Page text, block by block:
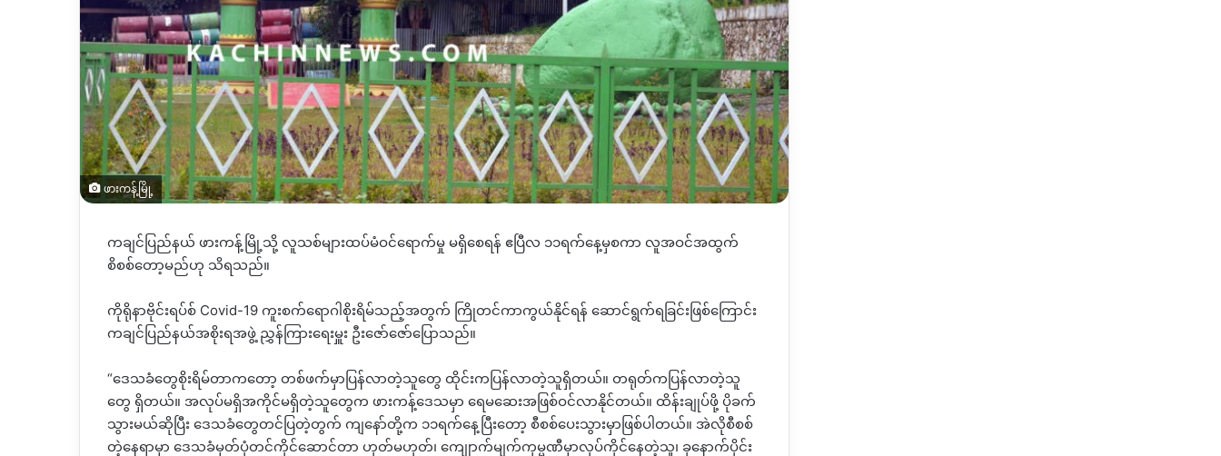
ဖားကန့်မြို့
ကချင်ပြည်နယ် ဖားကန့်မြို့သို့ လူသစ်များထပ်မံဝင်ရောက်မှု မရှိစေရန် ဧပြီလ ၁၁ရက်နေ့မှစကာ လူအဝင်အထွက်
စိစစ်တော့မည်ဟု သိရသည်။
ကိုရိုနာဗိုင်းရပ်စ် Covid-19 ကူးစက်ရောဂါစိုးရိမ်သည့်အတွက် ကြိုတင်ကာကွယ်နိုင်ရန် ဆောင်ရွက်ရခြင်းဖြစ်ကြောင်း
ကချင်ပြည်နယ်အစိုးရအဖွဲ့ ညွှန်ကြားရေးမှူး ဦးဇော်ဇော်ပြောသည်။
“ဒေသခံတွေစိုးရိမ်တာကတော့ တစ်ဖက်မှာပြန်လာတဲ့သူတွေ ထိုင်းကပြန်လာတဲ့သူရှိတယ်။ တရုတ်ကပြန်လာတဲ့သူ
တွေ ရှိတယ်။ အလုပ်မရှိအကိုင်မရှိတဲ့သူတွေက ဖားကန့်ဒေသမှာ ရေမဆေးအဖြစ်ဝင်လာနိုင်တယ်။ ထိန်းချုပ်ဖို့ ပိုခက်
သွားမယ်ဆိုပြီး ဒေသခံတွေတင်ပြတဲ့တွက် ကျနော်တို့က ၁၁ရက်နေ့ပြီးတော့ စီစစ်ပေးသွားမှာဖြစ်ပါတယ်။ အဲလိုစီစစ်
တဲ့နေရာမှာ ဒေသခံမှတ်ပုံတင်ကိုင်ဆောင်တာ ဟုတ်မဟုတ်၊ ကျေုာက်မျက်ကုမ္မဏီမှာလုပ်ကိုင်နေတဲ့သူ၊ ခုနောက်ပိုင်း